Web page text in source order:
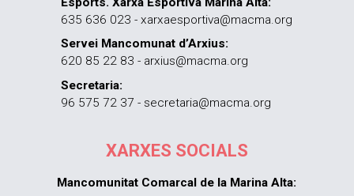
635 636 023 - xarxaesportiva@macma.org
Servei Mancomunat d’Arxius:
620 85 22 83 - arxius@macma.org
Secretaria:
96 575 72 37 - secretaria@macma.org
XARXES SOCIALS
Mancomunitat Comarcal de la Marina Alta: